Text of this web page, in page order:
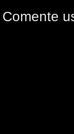
Comente